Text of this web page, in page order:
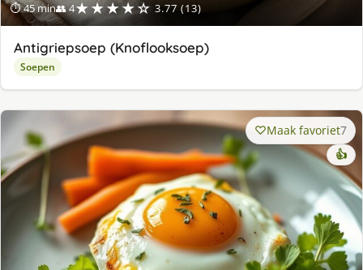
⏱ 45 min👥 4★★★★☆ 3.77 (13)
Antigriepsoep (Knoflooksoep)
Soepen
Maak favoriet7
👍